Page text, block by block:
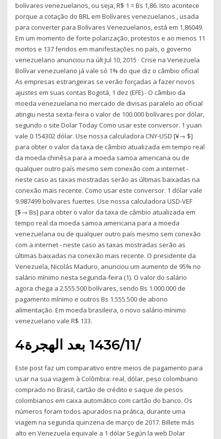
bolívares venezuelanos, ou seja, R$ 1 = Bs 1,86. Isto acontece
porque a cotação do BRL em Bolívares venezuelanos , usada
para converter para Bolívares Venezuelanos, está em 1,86049.
Em um momento de forte polarização, protestos e ao menos 11
mortos e 137 feridos em manifestações no país, o governo
venezuelano anunciou na últ Jul 10, 2015 · Crise na Venezuela
Bolívar venezuelano já vale só 1% do que diz o câmbio oficial
As empresas estrangeiras se verão forçadas a fazer novos
ajustes em suas contas Bogotá, 1 dez (EFE).- O câmbio da
moeda venezuelana no mercado de divisas paralelo ao oficial
atingiu nesta sexta-feira o valor de 100.000 bolívares por dólar,
segundo o site Dolar Today Como usar este conversor. 1 yuan
vale 0.154302 dólar. Use nossa calculadora CNY-USD [¥→ $]
para obter o valor da taxa de câmbio atualizada em tempo real
da moeda chinêsa para a moeda samoa americana ou de
qualquer outro país mesmo sem conexão com a internet -
neste caso as taxas mostradas serão as últimas baixadas na
conexão mais recente. Como usar este conversor. 1 dólar vale
9.987499 bolivares fuertes. Use nossa calculadora USD-VEF
[$→ Bs] para obter o valor da taxa de câmbio atualizada em
tempo real da moeda samoa americana para a moeda
venezuelana ou de qualquer outro país mesmo sem conexão
com a internet - neste caso as taxas mostradas serão as
últimas baixadas na conexão mais recente. O presidente da
Venezuela, Nicolás Maduro, anunciou um aumento de 95% no
salário mínimo nesta segunda-feira (1). O valor do salário
agora chega a 2.555.500 bolívares, sendo Bs 1.000.000 de
pagamento mínimo e outros Bs 1.555.500 de abono
alimentação. Em moeda brasileira, o novo salário mínimo
venezuelano vale R$ 133.
4‏‏/11‏‏/1436 بعد الهجرة
Este post faz um comparativo entre meios de pagamento para
usar na sua viagem à Colômbia: real, dólar, peso colombiano
comprado no Brasil, cartão de crédito e saque de pesos
colombianos em caixa automático com cartão do banco. Os
números foram todos apurados na prática, durante uma
viagem na segunda quinzena de março de 2017. Billete más
alto en Venezuela equivale a 1 dólar Según la web Dolar